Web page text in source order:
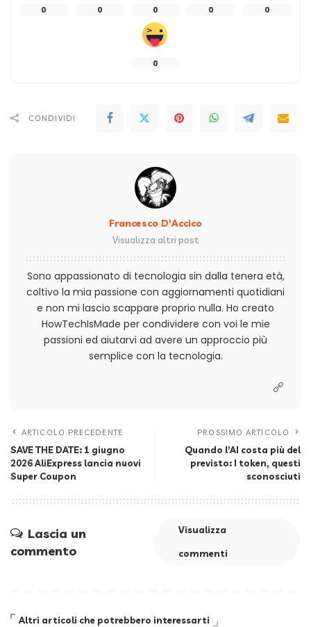
0 0 0 0 0
0
CONDIVIDI
Francesco D'Accico
Visualizza altri post
Sono appassionato di tecnologia sin dalla tenera età,
coltivo la mia passione con aggiornamenti quotidiani
e non mi lascio scappare proprio nulla. Ho creato
HowTechIsMade per condividere con voi le mie
passioni ed aiutarvi ad avere un approccio più
semplice con la tecnologia.
ARTICOLO PRECEDENTE
SAVE THE DATE: 1 giugno
2026 AliExpress lancia nuovi
Super Coupon
PROSSIMO ARTICOLO
Quando l’AI costa più del
previsto: I token, questi
sconosciuti
Lascia un
commento
Visualizza
commenti
Altri articoli che potrebbero interessarti